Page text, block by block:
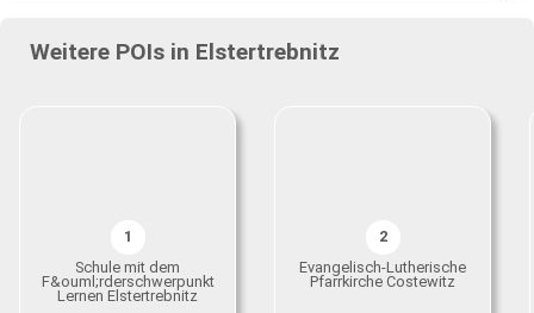
Weitere POIs in Elstertrebnitz
1
Schule mit dem
F&ouml;rderschwerpunkt
Lernen Elstertrebnitz
2
Evangelisch-Lutherische
Pfarrkirche Costewitz